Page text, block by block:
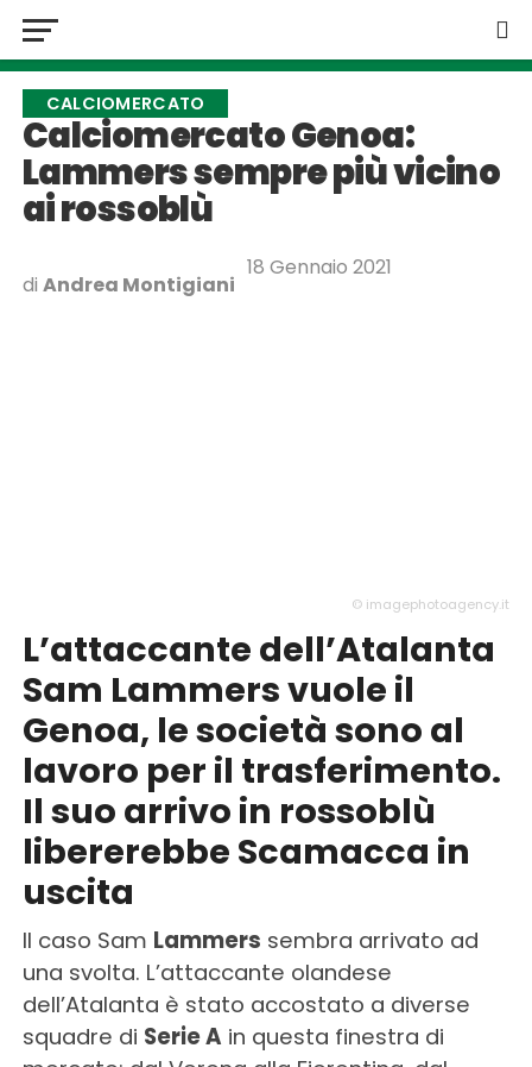
CALCIOMERCATO
Calciomercato Genoa:
Lammers sempre più vicino
ai rossoblù
di Andrea Montigiani
18 Gennaio 2021
© imagephotoagency.it
L’attaccante dell’Atalanta
Sam Lammers vuole il
Genoa, le società sono al
lavoro per il trasferimento.
Il suo arrivo in rossoblù
libererebbe Scamacca in
uscita
Il caso Sam Lammers sembra arrivato ad
una svolta. L’attaccante olandese
dell’Atalanta è stato accostato a diverse
squadre di Serie A in questa finestra di